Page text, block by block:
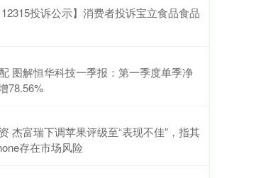
投诉公示】消费者投诉宝立食品食品
图解恒华科技一季报：第一季度单季净
78.56%
杰富瑞下调苹果评级至“表现不佳”，指其
存在市场风险